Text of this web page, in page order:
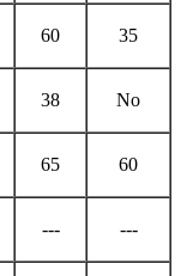
60 35
38 No
65 60
--- ---